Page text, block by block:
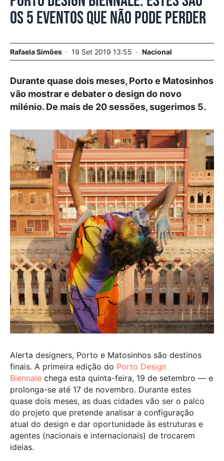
os 5 eventos que não pode perder
Rafaela Simões 19 Set 2019 13:55 Nacional
Durante quase dois meses, Porto e Matosinhos
vão mostrar e debater o design do novo
milénio. De mais de 20 sessões, sugerimos 5.
Alerta designers, Porto e Matosinhos são destinos
finais. A primeira edição do Porto Design
Biennale chega esta quinta-feira, 19 de setembro — e
prolonga-se até 17 de novembro. Durante estes
quase dois meses, as duas cidades vão ser o palco
do projeto que pretende analisar a configuração
atual do design e dar oportunidade às estruturas e
agentes (nacionais e internacionais) de trocarem
ideias.